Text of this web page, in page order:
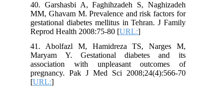
40. Garshasbi A, Faghihzadeh S, Naghizadeh
MM, Ghavam M. Prevalence and risk factors for
gestational diabetes mellitus in Tehran. J Family
Reprod Health 2008:75-80 [URL:
41. Abolfazl M, Hamidreza TS, Narges M,
Maryam Y. Gestational diabetes and its
association with unpleasant outcomes of
pregnancy. Pak J Med Sci 2008;24(4):566-70
[URL: